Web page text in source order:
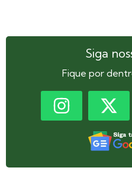
Siga
Fique por